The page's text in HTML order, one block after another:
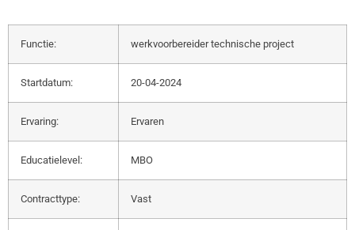
Functie: werkvoorbereider technische project
Startdatum: 20-04-2024
Ervaring: Ervaren
Educatielevel: MBO
Contracttype: Vast